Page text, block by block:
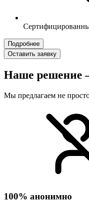
Подробнее
Оставить заявку
Наше решение
Мы предлагаем не
100% анонимно